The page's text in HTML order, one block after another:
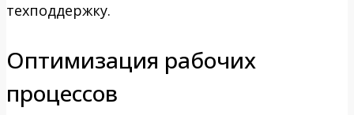
техподдержку.
Оптимизация рабочих
процессов